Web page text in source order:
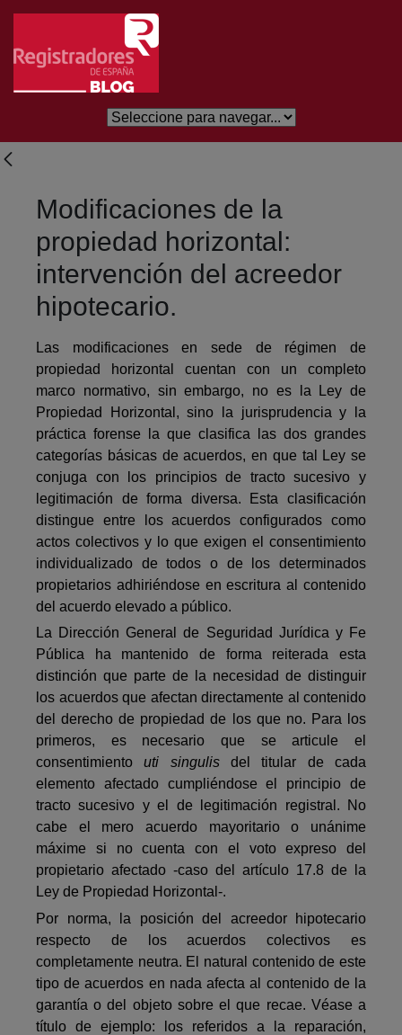
Salta al contingut principal
Modificaciones de la
propiedad horizontal:
intervención del acreedor
hipotecario.
Las modificaciones en sede de régimen de
propiedad horizontal cuentan con un completo
marco normativo, sin embargo, no es la Ley de
Propiedad Horizontal, sino la jurisprudencia y la
práctica forense la que clasifica las dos grandes
categorías básicas de acuerdos, en que tal Ley se
conjuga con los principios de tracto sucesivo y
legitimación de forma diversa. Esta clasificación
distingue entre los acuerdos configurados como
actos colectivos y lo que exigen el consentimiento
individualizado de todos o de los determinados
propietarios adhiriéndose en escritura al contenido
del acuerdo elevado a público.
La Dirección General de Seguridad Jurídica y Fe
Pública ha mantenido de forma reiterada esta
distinción que parte de la necesidad de distinguir
los acuerdos que afectan directamente al contenido
del derecho de propiedad de los que no. Para los
primeros, es necesario que se articule el
consentimientouti singulisdel titular de cada
elemento afectado cumpliéndose el principio de
tracto sucesivo y el de legitimación registral. No
cabe el mero acuerdo mayoritario o unánime
máxime si no cuenta con el voto expreso del
propietario afectado -caso del artículo 17.8 de la
Ley de Propiedad Horizontal-.
Por norma, la posición del acreedor hipotecario
respecto de los acuerdos colectivos es
completamente neutra. El natural contenido de este
tipo de acuerdos en nada afecta al contenido de la
garantía o del objeto sobre el que recae. Véase a
título de ejemplo: los referidos a la reparación,